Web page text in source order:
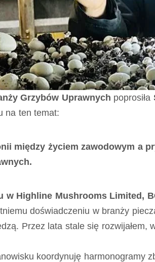
Grzybów Uprawnych poprosiła
na ten temat:
między życiem zawodowym a
w Highline Mushrooms Limited,
doświadczeniu w branży
Przez lata stale się
koordynuję harmonogramy